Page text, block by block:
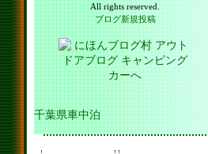
All rights reserved.
ブログ新規投稿
千葉県車中泊